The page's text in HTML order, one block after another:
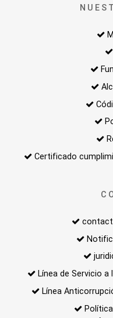
Certificado
Línea de Servicio a
Línea